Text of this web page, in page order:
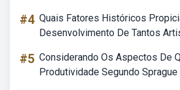
#4 Quais Fatores Históricos
Desenvolvimento De Tantos
#5 Considerando Os Aspectos De
Produtividade Segundo Sprague